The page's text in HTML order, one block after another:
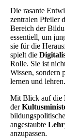
Die rasante
zentralen Pfeiler
Bereich der
essentiell, um
sie für die
spielt die
Rolle. Sie ist
Wissen, sondern
lernen und lehren.
Mit Blick auf die
der
angestaubte
anzupassen.